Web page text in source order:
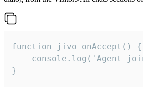
function jivo_onAccept() {
}